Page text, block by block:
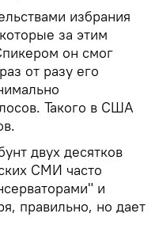
избрания
за этим
он смог
от разу его
Такого в США
двух десятков
СМИ часто
и
правильно, но дает